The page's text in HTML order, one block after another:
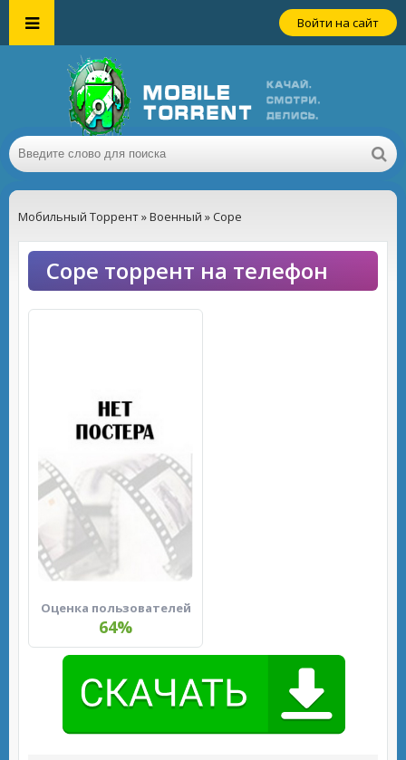
Войти на сайт
Мобильный Торрент»Военный » Cope
Cope торрент на телефон
Оценка пользователей
64%